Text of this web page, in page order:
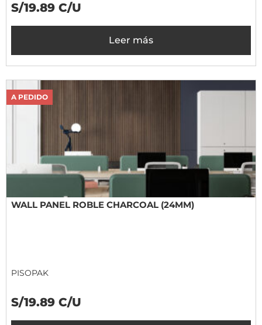
S/19.89 C/U
Leer más
A PEDIDO
WALL PANEL ROBLE CHARCOAL (24MM)
PISOPAK
S/19.89 C/U